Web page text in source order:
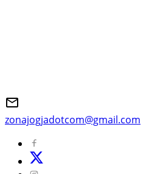
zonajogjadotcom@gmail.com